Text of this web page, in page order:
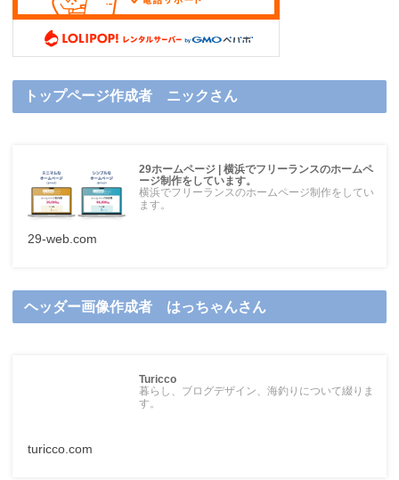
トップページ作成者 ニックさん
29ホームページ | 横浜でフリーランスのホームペ
ージ制作をしています。
横浜でフリーランスのホームページ制作をしてい
ます。
29-web.com
ヘッダー画像作成者 はっちゃんさん
Turicco
暮らし、ブログデザイン、海釣りについて綴りま
す。
turicco.com